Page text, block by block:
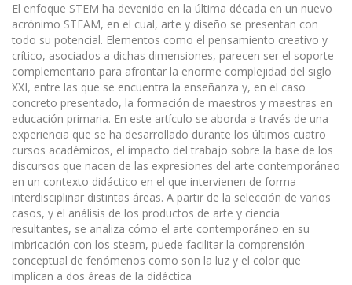
El enfoque STEM ha devenido en la última década en un nuevo
acrónimo STEAM, en el cual, arte y diseño se presentan con
todo su potencial. Elementos como el pensamiento creativo y
crítico, asociados a dichas dimensiones, parecen ser el soporte
complementario para afrontar la enorme complejidad del siglo
XXI, entre las que se encuentra la enseñanza y, en el caso
concreto presentado, la formación de maestros y maestras en
educación primaria. En este artículo se aborda a través de una
experiencia que se ha desarrollado durante los últimos cuatro
cursos académicos, el impacto del trabajo sobre la base de los
discursos que nacen de las expresiones del arte contemporáneo
en un contexto didáctico en el que intervienen de forma
interdisciplinar distintas áreas. A partir de la selección de varios
casos, y el análisis de los productos de arte y ciencia
resultantes, se analiza cómo el arte contemporáneo en su
imbricación con los steam, puede facilitar la comprensión
conceptual de fenómenos como son la luz y el color que
implican a dos áreas de la didáctica